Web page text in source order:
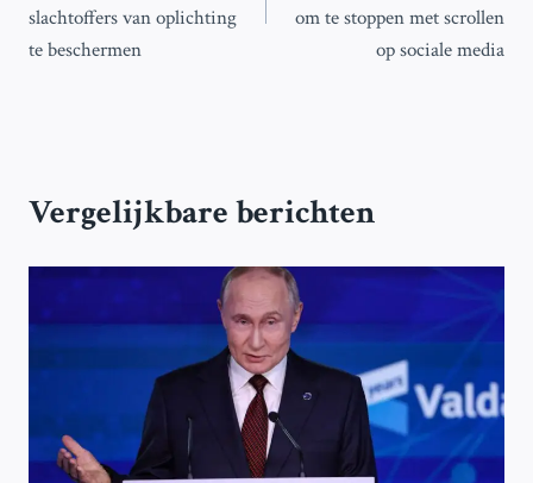
slachtoffers van oplichting
te beschermen
om te stoppen met scrollen
op sociale media
Vergelijkbare berichten